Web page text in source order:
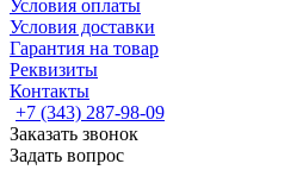
Условия оплаты
Условия доставки
Гарантия на товар
Реквизиты
Контакты
+7 (343) 287-98-09
Заказать звонок
Задать вопрос